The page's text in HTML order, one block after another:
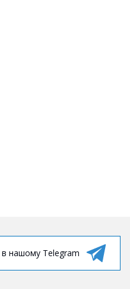
в нашому Telegram